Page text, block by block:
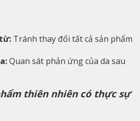
Tránh thay đổi tất cả sản phẩm
Quan sát phản ứng của da sau
thiên nhiên có thực sự